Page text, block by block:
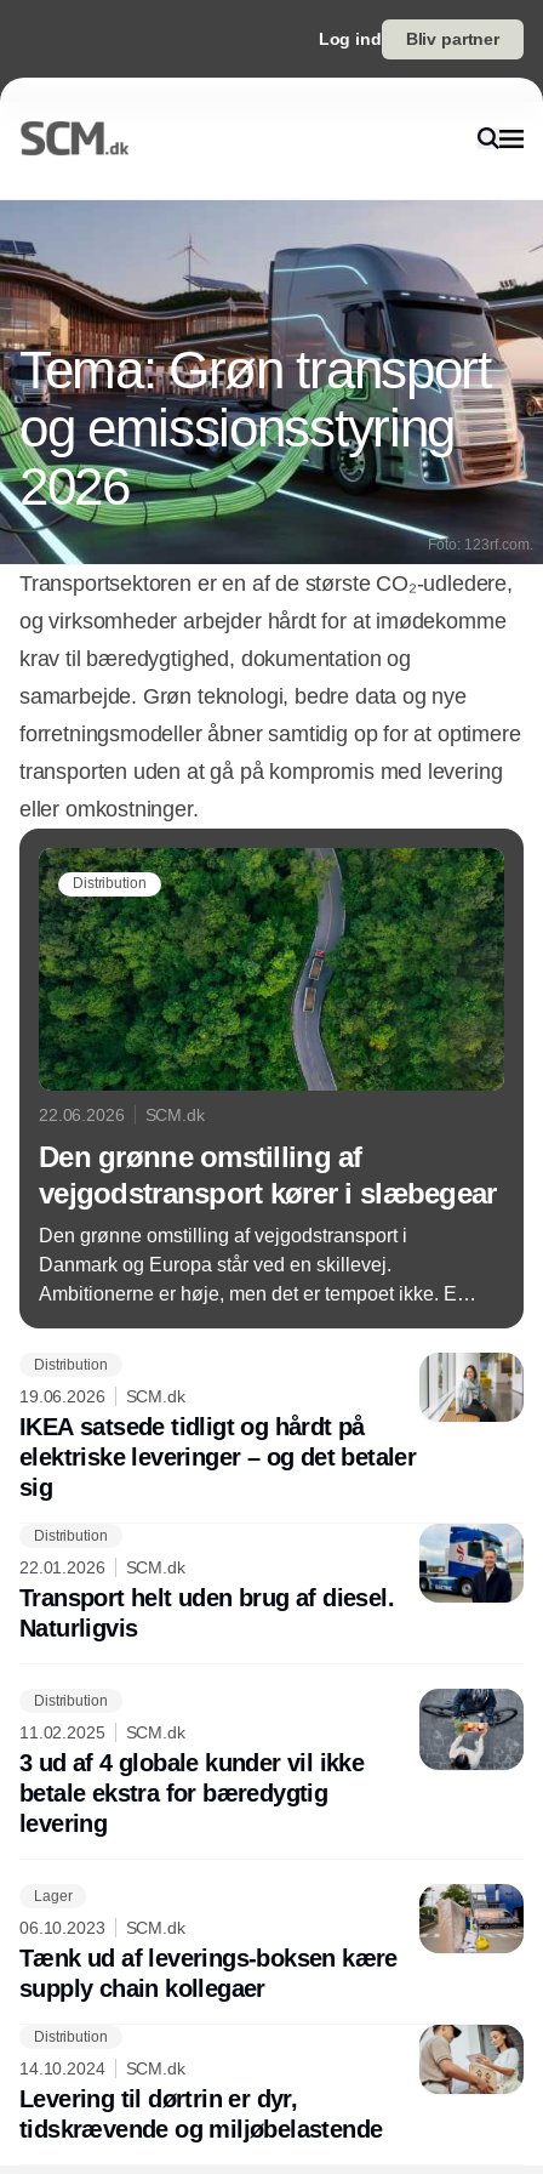
Log ind Bliv partner
Tema: Grøn transport
og emissionsstyring
2026
Foto: 123rf.com.
Transportsektoren er en af de største CO₂-udledere,
og virksomheder arbejder hårdt for at imødekomme
krav til bæredygtighed, dokumentation og
samarbejde. Grøn teknologi, bedre data og nye
forretningsmodeller åbner samtidig op for at optimere
transporten uden at gå på kompromis med levering
eller omkostninger.
Distribution
22.06.2026 SCM.dk
Den grønne omstilling af
vejgodstransport kører i slæbegear
Den grønne omstilling af vejgodstransport i
Danmark og Europa står ved en skillevej.
Ambitionerne er høje, men det er tempoet ikke. En
opnå klima- og konkurrencemål – og at vejen er
Distribution
19.06.2026 SCM.dk
IKEA satsede tidligt og hårdt på
elektriske leveringer – og det betaler
sig
Distribution
22.01.2026 SCM.dk
Transport helt uden brug af diesel.
Naturligvis
Distribution
11.02.2025 SCM.dk
3 ud af 4 globale kunder vil ikke
betale ekstra for bæredygtig
levering
Lager
06.10.2023 SCM.dk
Tænk ud af leverings-boksen kære
supply chain kollegaer
Distribution
14.10.2024 SCM.dk
Levering til dørtrin er dyr,
tidskrævende og miljøbelastende